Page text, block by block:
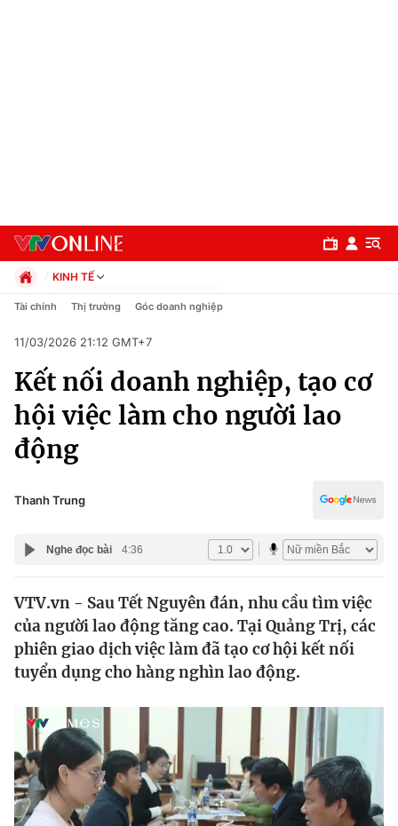
Chuyên mục
Chính trị
Xã hội
Pháp luật
Y tế
Thế giới
Tin tức
Thế giới đó đây
Câu chuyện quốc tế
Kinh tế
Thị trường
Góc doanh nghiệp
Dữ liệu và đời sống
Truyền hình
Phim VTV
Giải trí
KINH TẾ
Chính trị
Pháp luật
Kinh tế
Thể thao
Truyền hình
Văn hóa - Giải trí
Y tế
Công nghệ
Tài chính Thị trường Góc doanh nghiệp
11/03/2026 21:12 GMT+7
Kết nối doanh nghiệp, tạo cơ
hội việc làm cho người lao
động
Thanh Trung
Nghe đọc bài 4:36
VTV.vn - Sau Tết Nguyên đán, nhu cầu tìm việc
của người lao động tăng cao. Tại Quảng Trị, các
phiên giao dịch việc làm đã tạo cơ hội kết nối
tuyển dụng cho hàng nghìn lao động.